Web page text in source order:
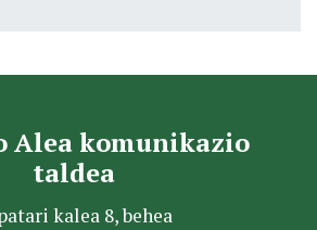
Alea komunikazio
taldea
kalea 8, behea